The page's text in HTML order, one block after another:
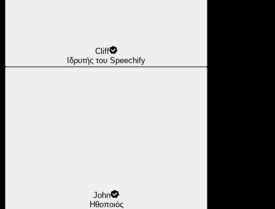
Cliff
Ιδρυτής του Speechify
John
Ηθοποιός